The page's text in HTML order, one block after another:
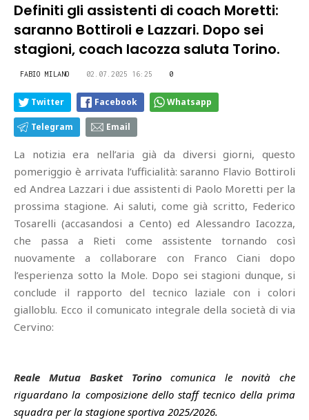
Definiti gli assistenti di coach Moretti:
saranno Bottiroli e Lazzari. Dopo sei
stagioni, coach Iacozza saluta Torino.
FABIO MILANO 02.07.2025 16:25 0
Twitter Facebook Whatsapp
Telegram Email
La notizia era nell’aria già da diversi giorni, questo
pomeriggio è arrivata l’ufficialità: saranno Flavio Bottiroli
ed Andrea Lazzari i due assistenti di Paolo Moretti per la
prossima stagione. Ai saluti, come già scritto, Federico
Tosarelli (accasandosi a Cento) ed Alessandro Iacozza,
che passa a Rieti come assistente tornando così
nuovamente a collaborare con Franco Ciani dopo
l’esperienza sotto la Mole. Dopo sei stagioni dunque, si
conclude il rapporto del tecnico laziale con i colori
gialloblu. Ecco il comunicato integrale della società di via
Cervino:
Reale Mutua Basket Torino comunica le novità che
riguardano la composizione dello staff tecnico della prima
squadra per la stagione sportiva 2025/2026.